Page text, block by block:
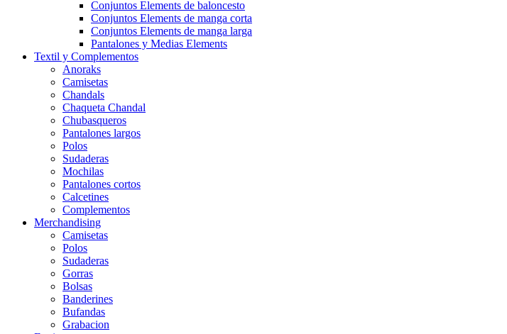
Conjuntos Elements de baloncesto
Conjuntos Elements de manga corta
Conjuntos Elements de manga larga
Pantalones y Medias Elements
Textil y Complementos
Anoraks
Camisetas
Chandals
Chaqueta Chandal
Chubasqueros
Pantalones largos
Polos
Sudaderas
Mochilas
Pantalones cortos
Calcetines
Complementos
Merchandising
Camisetas
Polos
Sudaderas
Gorras
Bolsas
Banderines
Bufandas
Grabacion